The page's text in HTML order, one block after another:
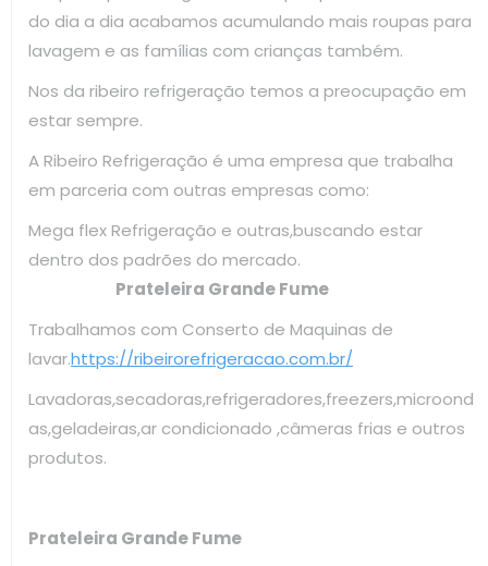
do dia a dia acabamos acumulando mais roupas para
lavagem e as famílias com crianças também.
Nos da ribeiro refrigeração temos a preocupação em
estar sempre.
A Ribeiro Refrigeração é uma empresa que trabalha
em parceria com outras empresas como:
Mega flex Refrigeração e outras,buscando estar
dentro dos padrões do mercado.
Prateleira Grande Fume
Trabalhamos com Conserto de Maquinas de
lavar.https://ribeirorefrigeracao.com.br/
Lavadoras,secadoras,refrigeradores,freezers,microond
as,geladeiras,ar condicionado ,câmeras frias e outros
produtos.
Prateleira Grande Fume